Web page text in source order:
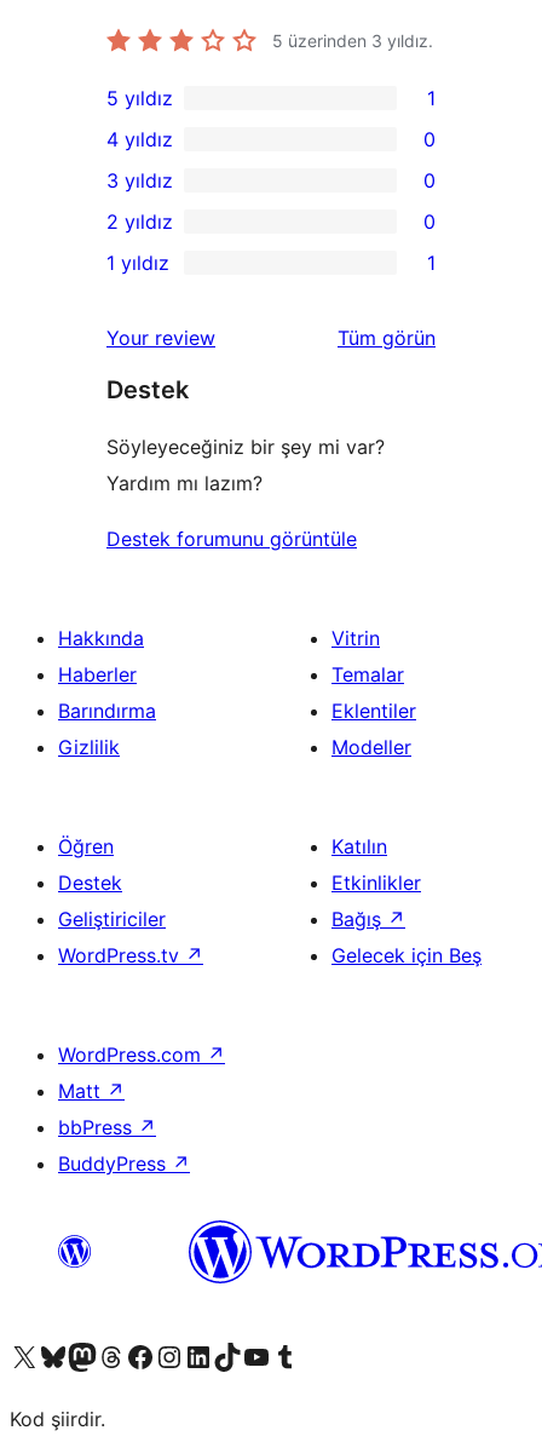
5 üzerinden 3 yıldız.
1
5
yıldızlı
inceleme
5 yıldız 1
4
yıldızlı
inceleme
4 yıldız 0
0
3
yıldızlı
3 yıldız 0
2
inceleme
2 yıldız 0
yıldızlı
inceleme
1 yıldız 1
Your review Tüm değerlendirmeleri
görün
Destek
Söyleyeceğiniz bir şey mi var?
Yardım mı lazım?
Destek forumunu görüntüle
Hakkında
Haberler
Barındırma
Gizlilik
Vitrin
Temalar
Eklentiler
Modeller
Öğren
Destek
Geliştiriciler
WordPress.tv ↗
Katılın
Etkinlikler
Bağış ↗
Gelecek için Beş
WordPress.com ↗
Matt ↗
bbPress ↗
BuddyPress ↗
X (eski Twitter) hesabımıza bakın
Bluesky hesabımızı ziyaret edinMastodon hesabımızı ziyaret edinThreads hesabımızı ziyaret edinFacebook sayfamızı ziyaret edinInstagram hesabımızı ziyaret edinLinkedIn hesabımızı ziyaret edinTikTok hesabımızı ziyaret edinYouTube kanalımızı ziyaret edinTumblr hesabımızı ziyaret edin
Kod şiirdir.